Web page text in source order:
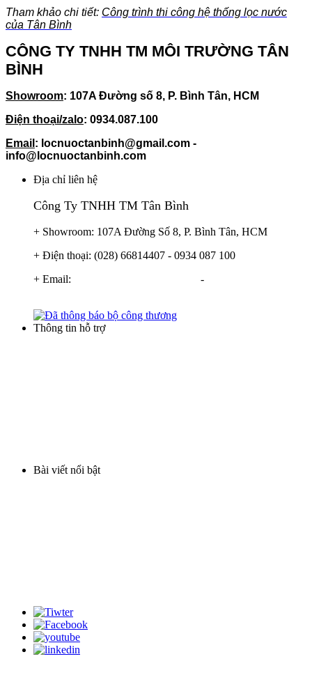
Tham khảo chi tiết: Công trình thi công hệ thống lọc nước
của Tân Bình
CÔNG TY TNHH TM MÔI TRƯỜNG TÂN
BÌNH
Showroom: 107A Đường số 8, P. Bình Tân, HCM
Điện thoại/zalo: 0934.087.100
Email : locnuoctanbinh@gmail.com -
info@locnuoctanbinh.com
Địa chỉ liên hệ
Công Ty TNHH TM Tân Bình
+ Showroom: 107A Đường Số 8, P. Bình Tân, HCM
+ Điện thoại: (028) 66814407 - 0934 087 100
+ Email:
-
Thông tin hỗ trợ
Bài viết nổi bật